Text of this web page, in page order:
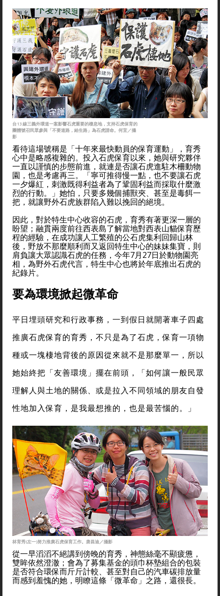
台13 線三義外環道一案影響石虎重要的棲息地，支持石虎保育的
團體號召民眾參與「不要道路，給生路」為石虎請命。何宜／攝
影
看待這場號稱是「十年來最快動員的保育運動」，育秀
心中是略感複雜的。投入石虎保育以來，她與研究夥伴
一直以謹慎的步態前進，就連是否讓石虎進駐木柵動物
園，也是考慮再三。「寧可推得慢一點，也不要讓石虎
一夕爆紅，刺激既得利益者為了鞏固利益而採取什麼激
烈的行動。」她怕，只要多幾個捕獸夾、甚至是毒餌一
把，就讓野外石虎族群陷入難以挽回的絕境。
因此，對於特生中心收容的石虎，育秀有著更深一層的
盼望；融貫兩度前往西表島了解當地對西表山貓保育歷
程的經驗，在成功讓人工繁殖的公石虎集利回歸山林
後，野放不那麼順利而又返回特生中心的妹妹集寶，則
肩負讓大眾認識石虎的任務，今年7月27日於動物園亮
相，為野外石虎代言，特生中心也將於年底推出石虎的
紀錄片。
要為環境掀起微革命
平日埋頭研究和行政事務，一到假日就開著車子四處
推廣石虎保育的育秀，不只是為了石虎，保育一項物
種或一塊棲地背後的原因從來就不是那麼單一，所以
她始終把「友善環境」擺在前頭，「如何讓一般民眾
理解人與土地的關係、或是拉入不同領域的朋友自發
性地加入保育，是我最想推的，也是最苦惱的。」
林育秀(左一)努力推廣石虎保育工作。唐昌迪／攝影
從一早滔滔不絕講到傍晚的育秀，神態絲毫不顯疲憊，
雙眸依然澄澈；會為了募集基金的頭巾杯墊組合的包裝
是否符合環保而斤斤計較、甚至對自己的汽車碳排放量
而感到羞愧的她，明瞭這條「微革命」之路，還很長。